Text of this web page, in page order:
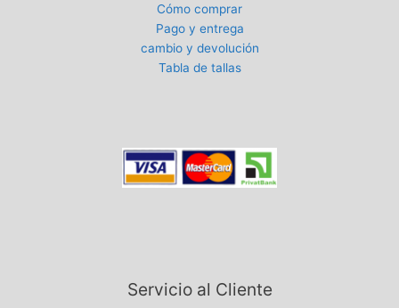
Cómo comprar
Pago y entrega
cambio y devolución
Tabla de tallas
Servicio al Cliente